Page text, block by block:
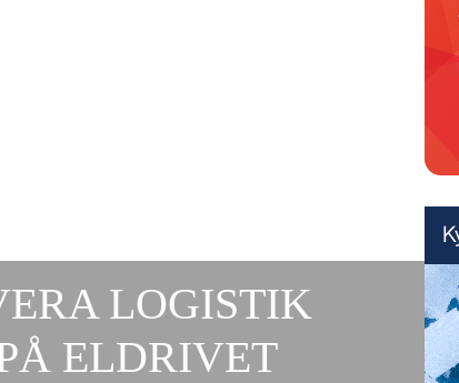
LOGISTIK
ELDRIVET